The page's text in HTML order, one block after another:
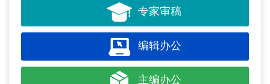
专家审稿
编辑办公
主编办公